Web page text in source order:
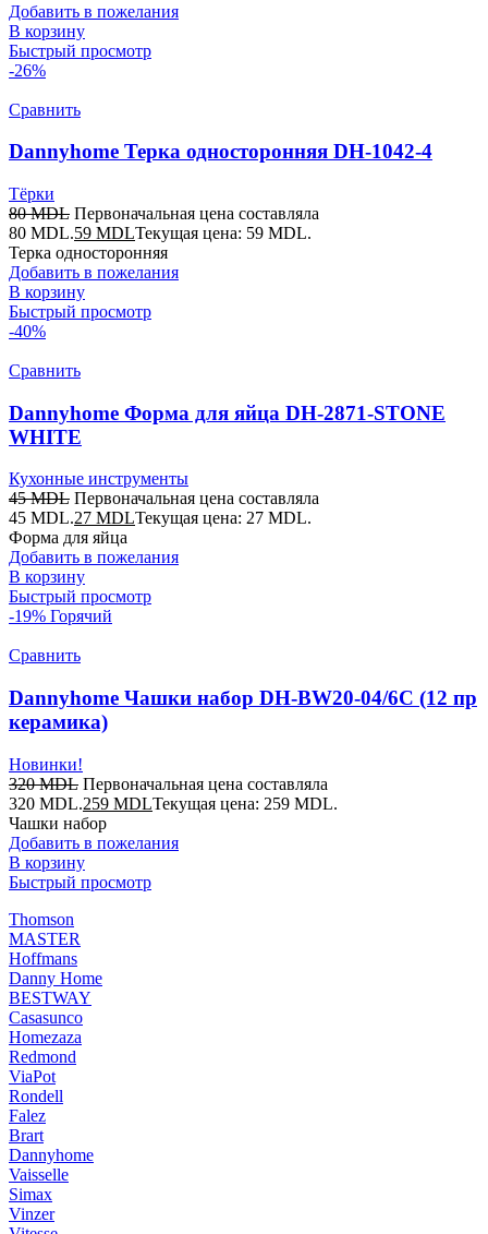
Добавить в пожелания
В корзину
Быстрый просмотр
-26%
Сравнить
Dannyhome Терка односторонняя DH-1042-4
Тёрки
80MDL Первоначальная цена составляла
80 MDL.59 MDLТекущая цена: 59 MDL.
Терка односторонняя
Добавить в пожелания
В корзину
Быстрый просмотр
-40%
Сравнить
Dannyhome Форма для яйца DH-2871-STONE
WHITE
Кухонные инструменты
45MDL Первоначальная цена составляла
45 MDL.27 MDLТекущая цена: 27 MDL.
Форма для яйца
Добавить в пожелания
В корзину
Быстрый просмотр
-19% Горячий
Сравнить
Dannyhome Чашки набор DH-BW20-04/6C (12 пр
керамика)
Новинки!
320MDL Первоначальная цена составляла
320 MDL.259 MDLТекущая цена: 259 MDL.
Чашки набор
Добавить в пожелания
В корзину
Быстрый просмотр
Thomson
MASTER
Hoffmans
Danny Home
BESTWAY
Casasunco
Homezaza
Redmond
ViaPot
Rondell
Falez
Brart
Dannyhome
Vaisselle
Simax
Vinzer